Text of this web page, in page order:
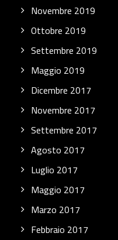
Novembre 2019
Ottobre 2019
Settembre 2019
Maggio 2019
Dicembre 2017
Novembre 2017
Settembre 2017
Agosto 2017
Luglio 2017
Maggio 2017
Marzo 2017
Febbraio 2017